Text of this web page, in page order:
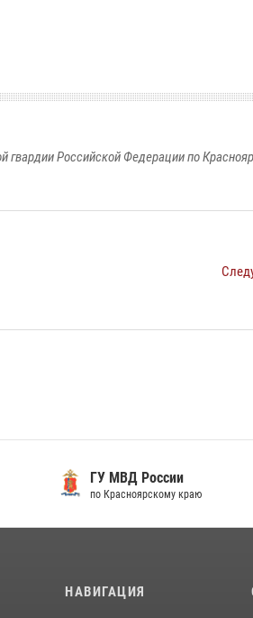
Российской Федерации по
ГУ МВД России
по Красноярскому краю
НАВИГАЦИЯ